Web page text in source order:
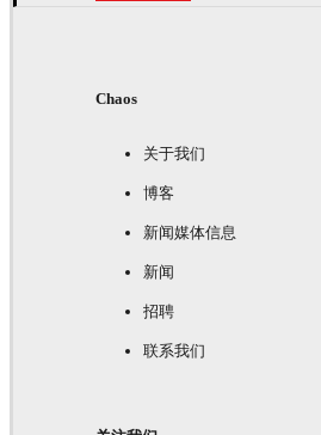
Chaos
关于我们
博客
新闻媒体信息
新闻
招聘
联系我们